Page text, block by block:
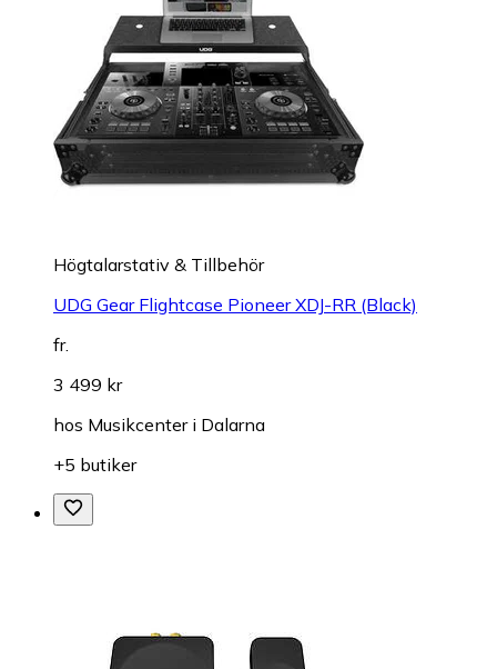
Högtalarstativ & Tillbehör
UDG Gear Flightcase Pioneer XDJ-RR (Black)
fr.
3 499 kr
hos Musikcenter i Dalarna
+5 butiker